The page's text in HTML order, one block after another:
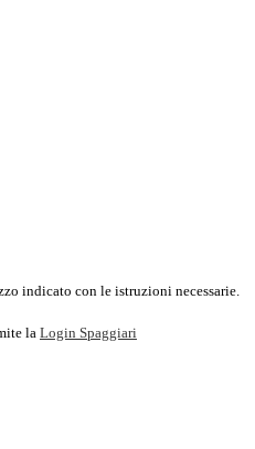
indicato con le istruzioni necessarie.
la Login Spaggiari